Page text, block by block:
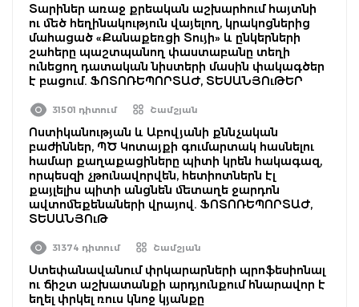
Տարիներ առաջ քրեական աշխարհում հայտնի
ու մեծ հեղինակություն վայելող, կրակոցներից
մահացած «Քանաքեռցի Տույի» և ընկերների
շահերը պաշտպանող փաստաբանը տեղի
ունեցող դատական նիստերի մասին փակագծեր
է բացում. ՖՈՏՈՌԵՊՈՐՏԱԺ, ՏԵՍԱՆՅՈւԹԵՐ
31501 դիտում Շամշյան
Ոստիկանության և Աբովյանի քննչական
բաժիններ, ՊԾ Կոտայքի գումարտակ հասնելու
համար քաղաքացիները պիտի կրեն հակագազ,
որպեսզի չթունավորվեն, հետիոտներն էլ
քայլելիս պիտի անցնեն մետաղե ջարդոն
ավտոմեքենաների վրայով. ՖՈՏՈՌԵՊՈՐՏԱԺ,
ՏԵՍԱՆՅՈւԹ
31374 դիտում Շամշյան
Ստեփանավանում փրկարարների պրոֆեսիոնալ
ու ճիշտ աշխատանքի արդյունքում հնարավոր է
եղել փրկել ռուս կնոջ կյանքը